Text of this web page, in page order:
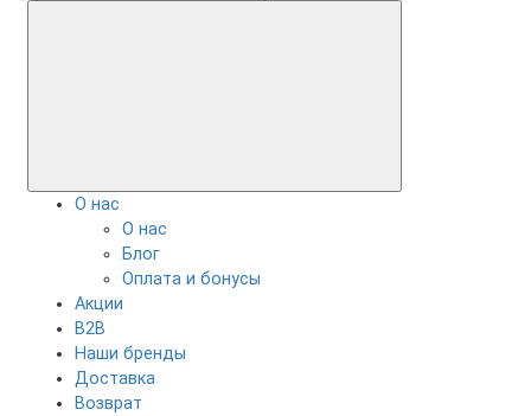
О нас
О нас
Блог
Оплата и бонусы
Акции
B2B
Наши бренды
Доставка
Возврат